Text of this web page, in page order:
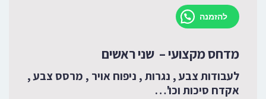
להזמנה
מדחס מקצועי – שני ראשים
לעבודות צבע , נגרות , ניפוח אויר , מרסס צבע ,
אקדח סיכות וכו'…